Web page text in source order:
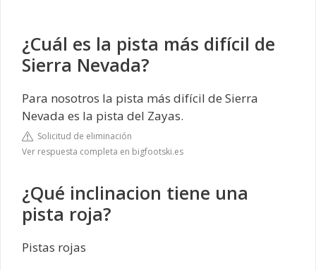
¿Cuál es la pista más difícil de
Sierra Nevada?
Para nosotros la pista más difícil de Sierra
Nevada es la pista del Zayas.
Solicitud de eliminación
Ver respuesta completa en bigfootski.es
¿Qué inclinacion tiene una
pista roja?
Pistas rojas